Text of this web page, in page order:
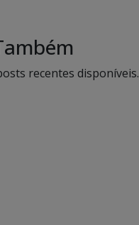
recentes disponíveis.